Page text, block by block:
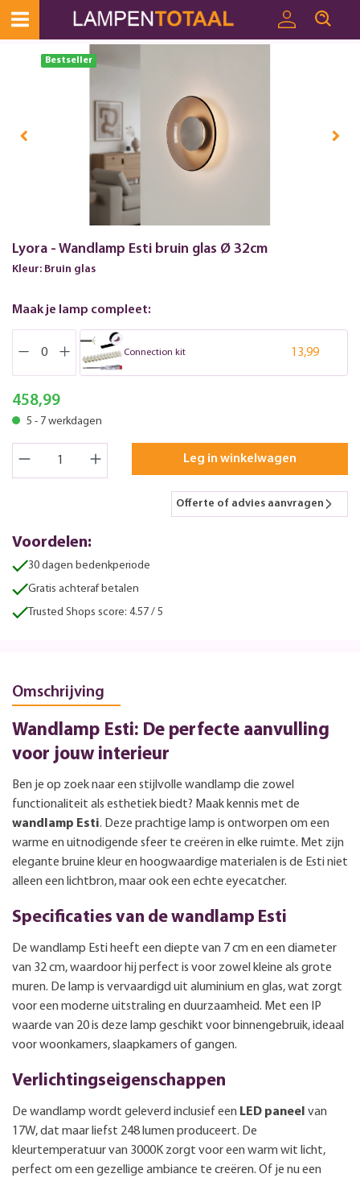
Bestseller
Lyora - Wandlamp Esti bruin glas Ø 32cm
Kleur: Bruin glas
Maak je lamp compleet:
Connection kit 13,99
458,99
5 - 7 werkdagen
Leg in winkelwagen
Offerte of advies aanvragen
Voordelen:
30 dagen bedenkperiode
Gratis achteraf betalen
Trusted Shops score: 4.57 / 5
Omschrijving
Wandlamp Esti: De perfecte aanvulling
voor jouw interieur
Ben je op zoek naar een stijlvolle wandlamp die zowel
functionaliteit als esthetiek biedt? Maak kennis met de
wandlamp Esti. Deze prachtige lamp is ontworpen om een
warme en uitnodigende sfeer te creëren in elke ruimte. Met zijn
elegante bruine kleur en hoogwaardige materialen is de Esti niet
alleen een lichtbron, maar ook een echte eyecatcher.
Specificaties van de wandlamp Esti
De wandlamp Esti heeft een diepte van 7 cm en een diameter
van 32 cm, waardoor hij perfect is voor zowel kleine als grote
muren. De lamp is vervaardigd uit aluminium en glas, wat zorgt
voor een moderne uitstraling en duurzaamheid. Met een IP
waarde van 20 is deze lamp geschikt voor binnengebruik, ideaal
voor woonkamers, slaapkamers of gangen.
Verlichtingseigenschappen
De wandlamp wordt geleverd inclusief een LED paneel van
17W, dat maar liefst 248 lumen produceert. De
kleurtemperatuur van 3000K zorgt voor een warm wit licht,
perfect om een gezellige ambiance te creëren. Of je nu een
Toestemmingsvenster geopend